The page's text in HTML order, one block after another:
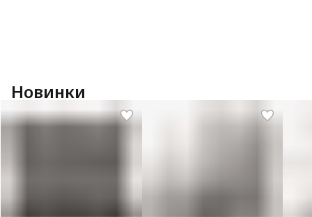
Новинки